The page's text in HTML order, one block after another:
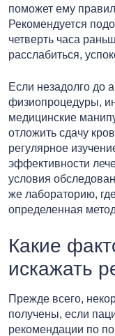
поможет ему
Рекомендуется
четверть часа
расслабиться,
Если незадолго до
физиопроцедуры,
медицинские
отложить сдачу
регулярное
эффективности
условия
же лабораторию,
определенная
Какие
искажать
Прежде всего,
получены, если
рекомендации по